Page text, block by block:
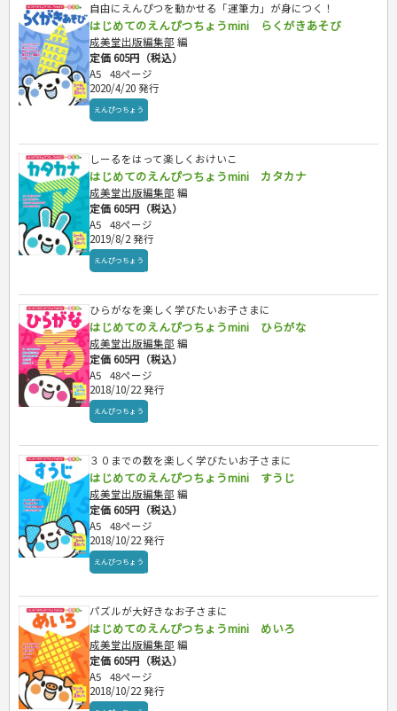
自由にえんぴつを動かせる「運筆力」が身につく！
はじめてのえんぴつちょうmini らくがきあそび
成美堂出版編集部 編
定価 605円（税込）
A5
48ページ
2020/4/20 発行
えんぴつちょう
しーるをはって楽しくおけいこ
はじめてのえんぴつちょうmini カタカナ
成美堂出版編集部 編
定価 605円（税込）
A5
48ページ
2019/8/2 発行
えんぴつちょう
ひらがなを楽しく学びたいお子さまに
はじめてのえんぴつちょうmini ひらがな
成美堂出版編集部 編
定価 605円（税込）
A5
48ページ
2018/10/22 発行
えんぴつちょう
３０までの数を楽しく学びたいお子さまに
はじめてのえんぴつちょうmini すうじ
成美堂出版編集部 編
定価 605円（税込）
A5
48ページ
2018/10/22 発行
えんぴつちょう
パズルが大好きなお子さまに
はじめてのえんぴつちょうmini めいろ
成美堂出版編集部 編
定価 605円（税込）
A5
48ページ
2018/10/22 発行